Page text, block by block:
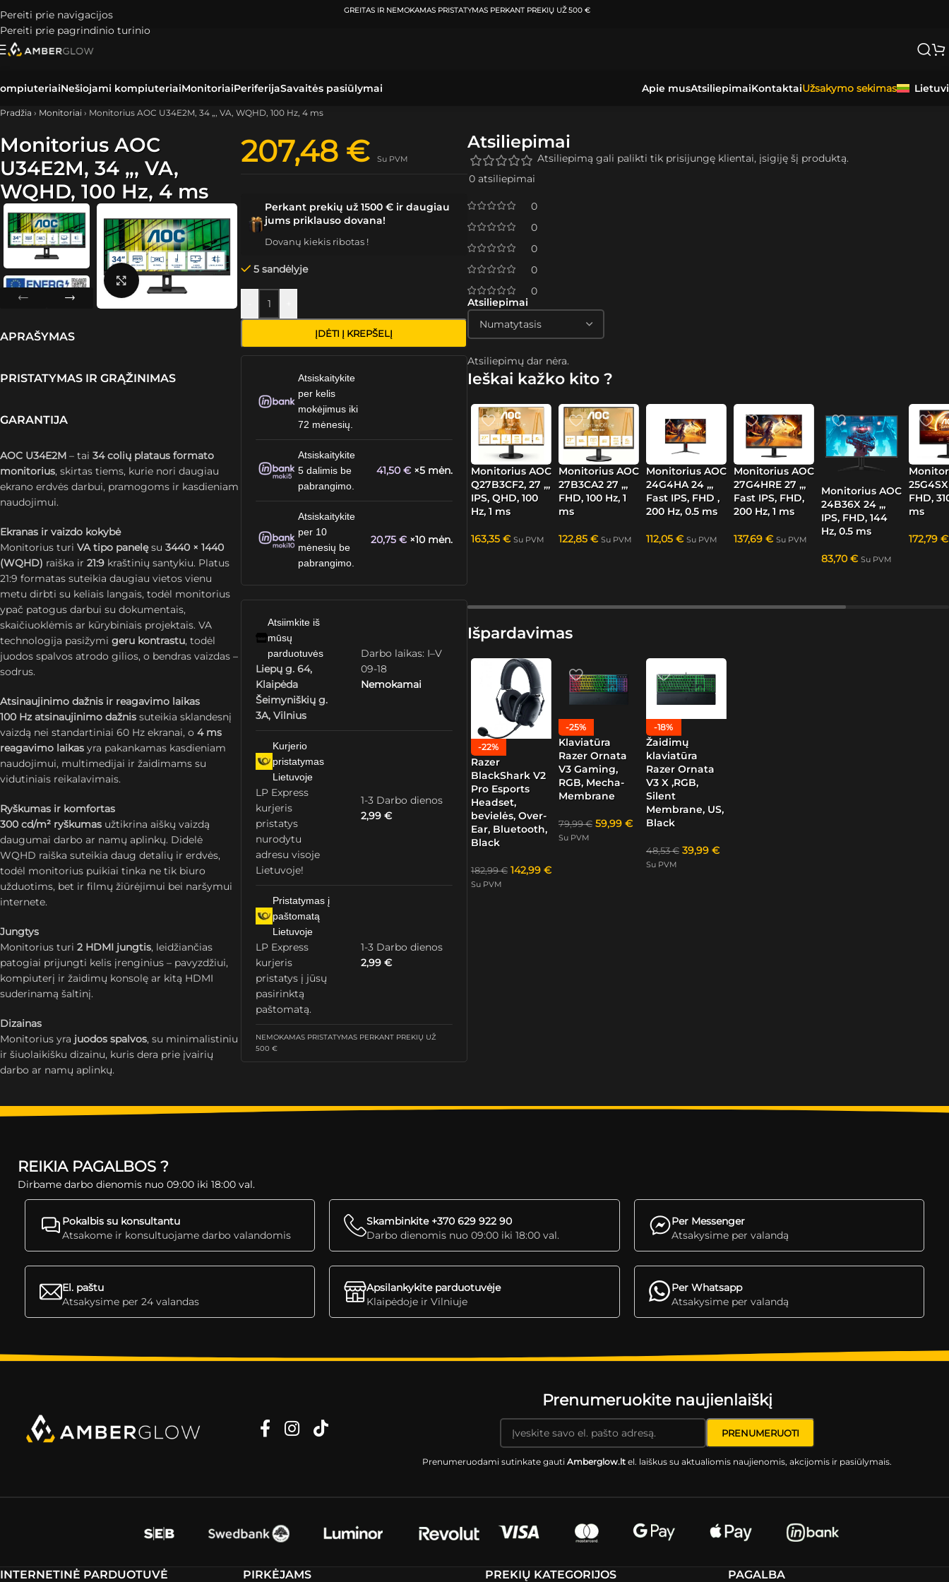
Pereiti prie navigacijos
Pereiti prie pagrindinio turinio
GREITAS IR NEMOKAMAS PRISTATYMAS PERKANT PREKIŲ UŽ 500 €
Nešiojami kompiuteriaiMonitoriaiPeriferijaSavaitės pasiūlymai Apie musAtsiliepimaiKontaktaiUžsakymo sekimas
Pradžia › Monitoriai › Monitorius AOC U34E2M, 34 „, VA, WQHD, 100 Hz, 4 ms
Monitorius AOC
U34E2M, 34 „, VA,
WQHD, 100 Hz, 4 ms
Spustelėkite, kad padidintumėte
APRAŠYMAS
PRISTATYMAS IR GRĄŽINIMAS
GARANTIJA
AOC U34E2M – tai 34 colių plataus formato
monitorius, skirtas tiems, kurie nori daugiau
ekrano erdvės darbui, pramogoms ir kasdieniam
naudojimui.
Ekranas ir vaizdo kokybė
Monitorius turi VA tipo panelęsu 3440 × 1440
(WQHD) raiška ir 21:9 kraštinių santykiu. Platus
21:9 formatas suteikia daugiau vietos vienu
metu dirbti su keliais langais, todėl monitorius
ypač patogus darbui su dokumentais,
skaičiuoklėmis ar kūrybiniais projektais. VA
technologija pasižymi geru kontrastu, todėl
juodos spalvos atrodo gilios, o bendras vaizdas –
sodrus.
Atsinaujinimo dažnis ir reagavimo laikas
100 Hz atsinaujinimo dažnis suteikia sklandesnį
vaizdą nei standartiniai 60 Hz ekranai, o 4 ms
reagavimo laikas yra pakankamas kasdieniam
naudojimui, multimedijai ir žaidimams su
vidutiniais reikalavimais.
Ryškumas ir komfortas
300 cd/m² ryškumas užtikrina aiškų vaizdą
daugumai darbo ar namų aplinkų. Didelė
WQHD raiška suteikia daug detalių ir erdvės,
todėl monitorius puikiai tinka ne tik biuro
užduotims, bet ir filmų žiūrėjimui bei naršymui
internete.
Jungtys
Monitorius turi 2 HDMI jungtis, leidžiančias
patogiai prijungti kelis įrenginius – pavyzdžiui,
kompiuterį ir žaidimų konsolę ar kitą HDMI
suderinamą šaltinį.
Dizainas
Monitorius yra juodos spalvos, su minimalistiniu
ir šiuolaikišku dizainu, kuris dera prie įvairių
darbo ar namų aplinkų.
207,48 € Su PVM
Perkant prekių už 1500 € ir daugiau
jums priklauso dovana!
Dovanų kiekis ribotas !
5 sandėlyje
ĮDĖTI Į KREPŠELĮ
Atsiskaitykite
per kelis
mokėjimus iki
72 mėnesių.
Atsiskaitykite
5 dalimis be
pabrangimo.
41,50 € ×5 mėn.
Atsiskaitykite
per 10
mėnesių be
pabrangimo.
20,75 € ×10 mėn.
Atsiimkite iš
mūsų
parduotuvės
Liepų g. 64,
Klaipėda
Šeimyniškių g.
3A, Vilnius
Darbo laikas: I–V
09-18
Nemokamai
Kurjerio
pristatymas
Lietuvoje
LP Express
kurjeris
pristatys
nurodytu
adresu visoje
Lietuvoje!
1-3 Darbo dienos
2,99€
Pristatymas į
paštomatą
Lietuvoje
LP Express
kurjeris
pristatys į jūsų
pasirinktą
paštomatą.
1-3 Darbo dienos
2,99€
NEMOKAMAS PRISTATYMAS PERKANT PREKIŲ UŽ
500 €
Atsiliepimai
0 atsiliepimai
0
0
0
0
0
Atsiliepimai
Atsiliepimų dar nėra.
Atsiliepimą gali palikti tik prisijungę klientai, įsigiję šį produktą.
Ieškai kažko kito ?
Monitorius AOC
Q27B3CF2, 27 „,
IPS, QHD, 100
Hz, 1 ms
163,35 € Su PVM
Monitorius AOC
27B3CA2 27 „,
FHD, 100 Hz, 1
ms
122,85 € Su PVM
Monitorius AOC
24G4HA 24 „,
Fast IPS, FHD ,
200 Hz, 0.5 ms
112,05 € Su PVM
Monitorius AOC
27G4HRE 27 „,
Fast IPS, FHD,
200 Hz, 1 ms
137,69 € Su PVM
Monitorius AOC
24B36X 24 „,
IPS, FHD, 144
Hz, 0.5 ms
83,70 € Su PVM
FHD,
ms
172,79 €
Išpardavimas
-22%
Razer
BlackShark V2
Pro Esports
Headset,
bevielės, Over-
Ear, Bluetooth,
Black
182,99€ 142,99 €
Su PVM
-25%
Klaviatūra
Razer Ornata
V3 Gaming,
RGB, Mecha-
Membrane
79,99€ 59,99 €
Su PVM
-18%
Žaidimų
klaviatūra
Razer Ornata
V3 X ,RGB,
Silent
Membrane, US,
Black
48,53€ 39,99 €
Su PVM
REIKIA PAGALBOS ?
Dirbame darbo dienomis nuo 09:00 iki 18:00 val.
Pokalbis su konsultantu
Atsakome ir konsultuojame darbo valandomis
Skambinkite +370 629 922 90
Darbo dienomis nuo 09:00 iki 18:00 val.
Per Messenger
Atsakysime per valandą
El. paštu
Atsakysime per 24 valandas
Apsilankykite parduotuvėje
Klaipėdoje ir Vilniuje
Per Whatsapp
Atsakysime per valandą
Prenumeruokite naujienlaiškį
Prenumeruodami sutinkate gautiAmberglow.lt el. laiškus su aktualiomis naujienomis, akcijomis ir pasiūlymais.
INTERNETINĖ PARDUOTUVĖ PIRKĖJAMS PREKIŲ KATEGORIJOS PAGALBA